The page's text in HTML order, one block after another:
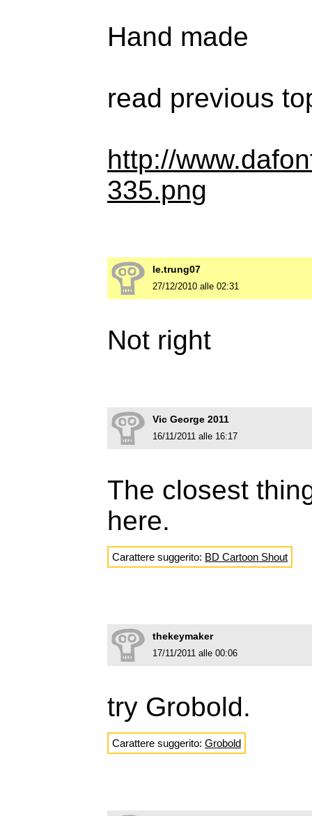
Hand made
read previous
http://
335.png
le.trung07
27/12/2010 alle 02:31
Not right
Vic George 2011
16/11/2011 alle 16:17
The closest
here.
Carattere suggerito: BD Cartoon Shout
thekeymaker
17/11/2011 alle 00:06
try Grobold.
Carattere suggerito: Grobold